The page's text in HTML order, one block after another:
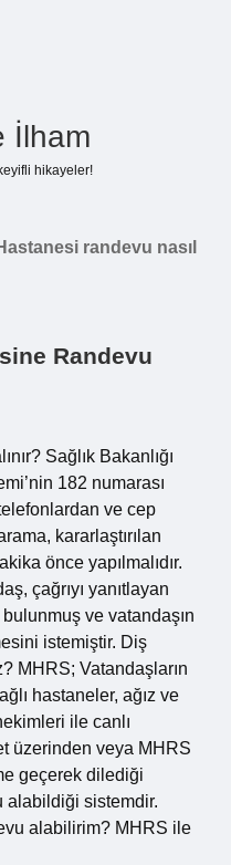
İlham
hikayeler!
randevu nasıl
Randevu
Sağlık Bakanlığı
182 numarası
ve cep
kararlaştırılan
önce yapılmalıdır.
çağrıyı yanıtlayan
ve vatandaşın
istemiştir. Diş
MHRS; Vatandaşların
hastaneler, ağız ve
ile canlı
üzerinden veya MHRS
geçerek dilediği
alabildiği sistemdir.
alabilirim? MHRS ile